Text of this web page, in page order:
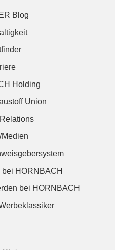
Blog
Holding
Union
Medien
bei HORNBACH
bei HORNBACH